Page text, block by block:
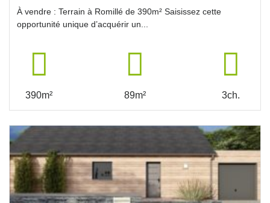
À vendre : Terrain à Romillé de 390m² Saisissez cette
opportunité unique d’acquérir un...
390m² 89m² 3ch.